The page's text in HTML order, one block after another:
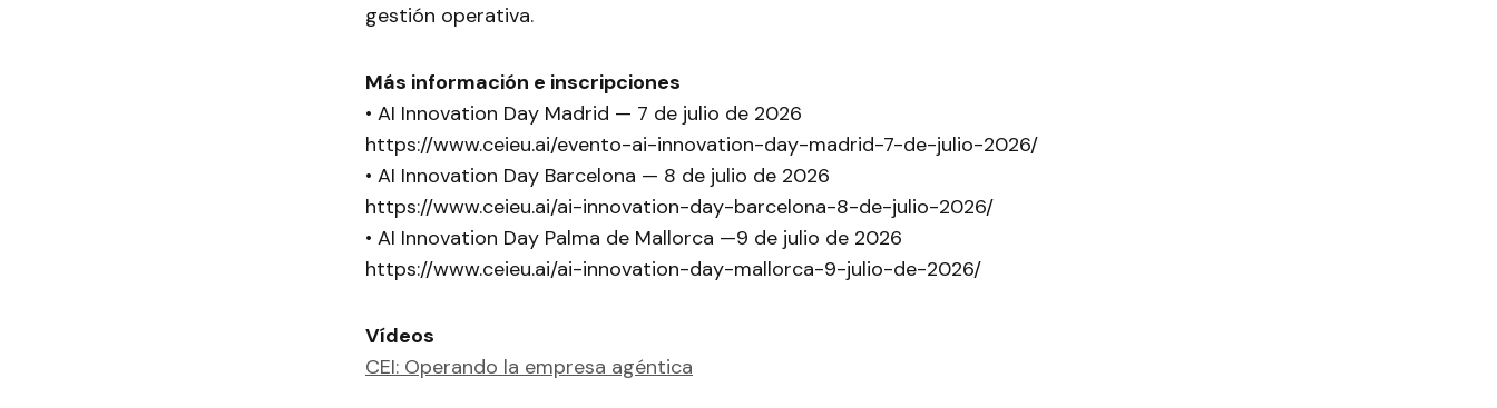
gestión operativa.
Más información e inscripciones
• AI Innovation Day Madrid — 7 de julio de 2026
https://www.ceieu.ai/evento-ai-innovation-day-madrid-7-de-julio-2026/
• AI Innovation Day Barcelona — 8 de julio de 2026
https://www.ceieu.ai/ai-innovation-day-barcelona-8-de-julio-2026/
• AI Innovation Day Palma de Mallorca —9 de julio de 2026
https://www.ceieu.ai/ai-innovation-day-mallorca-9-julio-de-2026/
Vídeos
CEI: Operando la empresa agéntica